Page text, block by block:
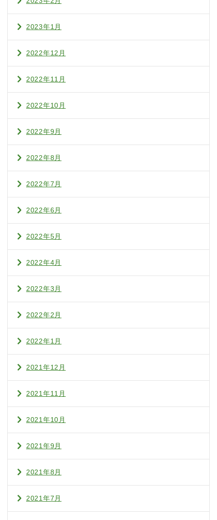
2023年1月
2022年12月
2022年11月
2022年10月
2022年9月
2022年8月
2022年7月
2022年6月
2022年5月
2022年4月
2022年3月
2022年2月
2022年1月
2021年12月
2021年11月
2021年10月
2021年9月
2021年8月
2021年7月